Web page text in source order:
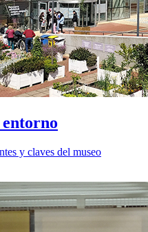
y claves del museo